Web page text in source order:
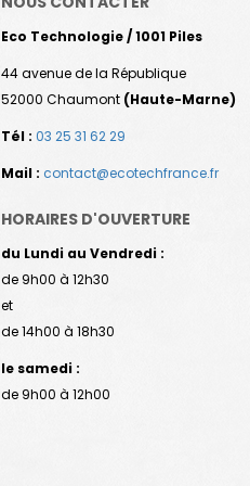
Eco Technologie / 1001 Piles
44 avenue de la République
52000 Chaumont (Haute-Marne)
Tél : 03 25 31 62 29
Mail : contact@ecotechfrance.fr
HORAIRES D'OUVERTURE
du Lundi au Vendredi :
de 9h00 à 12h30
et
de 14h00 à 18h30
le samedi :
de 9h00 à 12h00